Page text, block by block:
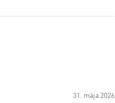
31. mája 2026